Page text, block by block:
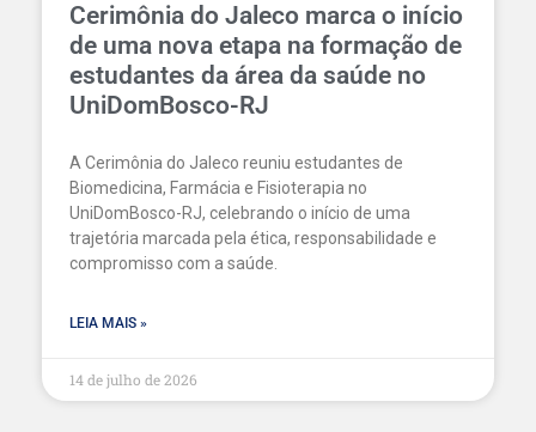
Cerimônia do Jaleco marca o início
de uma nova etapa na formação de
estudantes da área da saúde no
UniDomBosco-RJ
A Cerimônia do Jaleco reuniu estudantes de
Biomedicina, Farmácia e Fisioterapia no
UniDomBosco-RJ, celebrando o início de uma
trajetória marcada pela ética, responsabilidade e
compromisso com a saúde.
LEIA MAIS »
14 de julho de 2026